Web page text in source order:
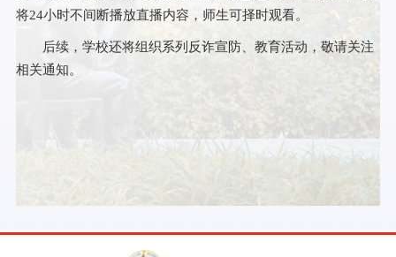
将24小时不间断播放直播内容，师生可择时观看。
后续，学校还将组织系列反诈宣防、教育活动，敬请关注
相关通知。